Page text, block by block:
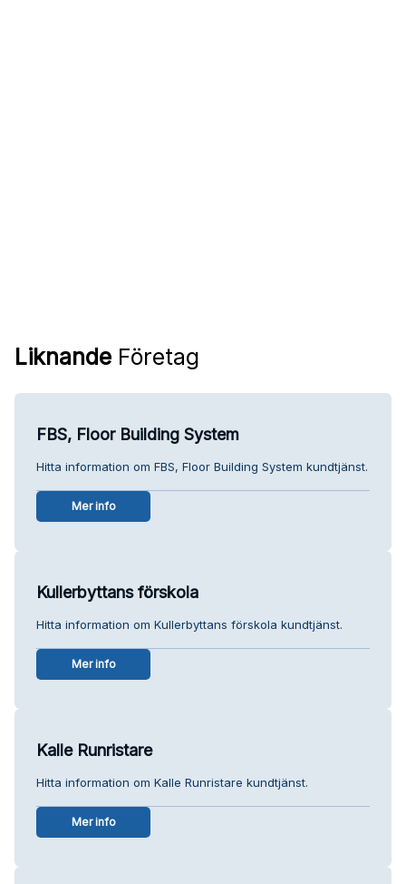
Liknande Företag
FBS, Floor Building System
Hitta information om FBS, Floor Building System kundtjänst.
Mer info
Kullerbyttans förskola
Hitta information om Kullerbyttans förskola kundtjänst.
Mer info
Kalle Runristare
Hitta information om Kalle Runristare kundtjänst.
Mer info